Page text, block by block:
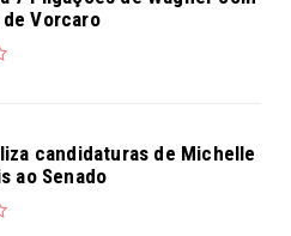
Vorcaro
candidaturas de Michelle
ao Senado